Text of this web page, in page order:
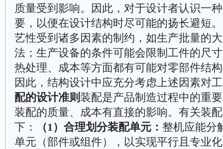
质量受到影响。因此，对于设计者认识一
要，以便在设计结构时尽可能的扬长避短
艺性受到诸多因素的制约，如生产批量的
法；生产设备的条件可能会限制工件的尺
热处理、成本等方面都有可能对零部件结
因此，结构设计中应充分考虑上述因素对
配的设计准则 装配是产品制造过程中的重
装配的质量、成本有直接的影响。有关装
下：
（1）合理划分装配单元： 整机应能分
单元（部件或组件），以实现平行且专业